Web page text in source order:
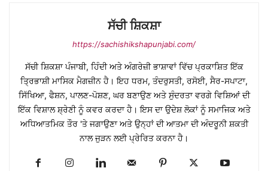
ਸੱਚੀ ਸ਼ਿਕਸ਼ਾ
https://sachishikshapunjabi.com/
ਸੱਚੀ ਸ਼ਿਕਸ਼ਾ ਪੰਜਾਬੀ, ਹਿੰਦੀ ਅਤੇ ਅੰਗਰੇਜ਼ੀ ਭਾਸ਼ਾਵਾਂ ਵਿੱਚ ਪ੍ਰਕਾਸ਼ਿਤ ਇੱਕ
ਤ੍ਰਿਭਾਸ਼ੀ ਮਾਸਿਕ ਮੈਗਜ਼ੀਨ ਹੈ। ਇਹ ਧਰਮ, ਤੰਦਰੁਸਤੀ, ਰਸੋਈ, ਸੈਰ-ਸਪਾਟਾ,
ਸਿੱਖਿਆ, ਫੈਸ਼ਨ, ਪਾਲਣ-ਪੋਸ਼ਣ, ਘਰ ਬਣਾਉਣ ਅਤੇ ਸੁੰਦਰਤਾ ਵਰਗੇ ਵਿਸ਼ਿਆਂ ਦੀ
ਇੱਕ ਵਿਸ਼ਾਲ ਸ਼੍ਰੇਣੀ ਨੂੰ ਕਵਰ ਕਰਦਾ ਹੈ। ਇਸ ਦਾ ਉਦੇਸ਼ ਲੋਕਾਂ ਨੂੰ ਸਮਾਜਿਕ ਅਤੇ
ਅਧਿਆਤਮਿਕ ਤੌਰ 'ਤੇ ਜਗਾਉਣਾ ਅਤੇ ਉਨ੍ਹਾਂ ਦੀ ਆਤਮਾ ਦੀ ਅੰਦਰੂਨੀ ਸ਼ਕਤੀ
ਨਾਲ ਜੁੜਨ ਲਈ ਪ੍ਰੇਰਿਤ ਕਰਨਾ ਹੈ।